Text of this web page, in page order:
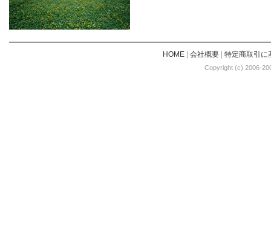
HOME| 会社概要| 特定商取引に
Copyright (c) 2006-